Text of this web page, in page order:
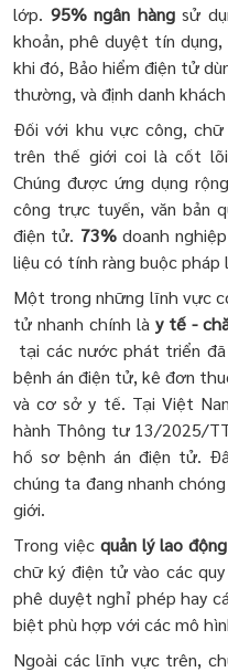
lớp. 95% ngân hàngsử
khoản, phê duyệt tín
khi đó, Bảo hiểm điện tử
thường, và định danh
Đối với khu vực công,
trên thế giới coi là cốt
Chúng được ứng dụng
công trực tuyến, văn bản
điện tử. 73%doanh
liệu có tính ràng buộc pháp
Một trong những lĩnh vực
tử nhanh chính là y tế -
tại các nước phát triển
bệnh án điện tử, kê đơn
và cơ sở y tế. Tại Việt
hành Thông tư 13/2025/
hồ sơ bệnh án điện tử.
chúng ta đang nhanh
giới.
Trong việc quản lý lao động
chữ ký điện tử vào các
phê duyệt nghỉ phép hay
biệt phù hợp với các mô
Ngoài các lĩnh vực trên,